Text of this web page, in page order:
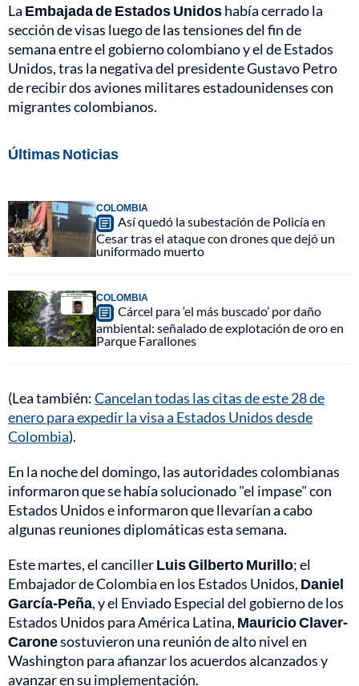
La Embajada de Estados Unidoshabía cerrado la
sección de visas luego de las tensiones del fin de
semana entre el gobierno colombiano y el de Estados
Unidos, tras la negativa del presidente Gustavo Petro
de recibir dos aviones militares estadounidenses con
migrantes colombianos.
Últimas Noticias
COLOMBIA
Así quedó la subestación de Policía en
Cesar tras el ataque con drones que dejó un
uniformado muerto
COLOMBIA
Cárcel para ‘el más buscado’ por daño
ambiental: señalado de explotación de oro en
Parque Farallones
(Lea también:Cancelan todas las citas de este 28 de
enero para expedir la visa a Estados Unidos desde
Colombia).
En la noche del domingo, las autoridades colombianas
informaron que se había solucionado "el impase" con
Estados Unidos e informaron que llevarían a cabo
algunas reuniones diplomáticas esta semana.
Este martes, el cancillerLuis Gilberto Murillo; el
Embajador de Colombia en los Estados Unidos, Daniel
García-Peña, y el Enviado Especial del gobierno de los
Estados Unidos para América Latina, Mauricio Claver-
Caronesostuvieron una reunión de alto nivel en
Washington para afianzar los acuerdos alcanzados y
avanzar en su implementación.